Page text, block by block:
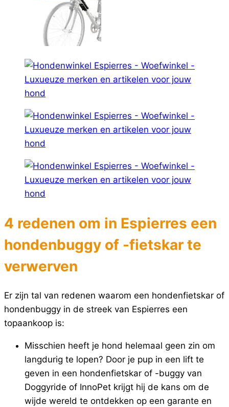
4 redenen om in Espierres een
hondenbuggy of -fietskar te
verwerven
Er zijn tal van redenen waarom een hondenfietskar of
hondenbuggy in de streek van Espierres een
topaankoop is:
Misschien heeft je hond helemaal geen zin om
langdurig te lopen? Door je pup in een lift te
geven in een hondenfietskar of -buggy van
Doggyride of InnoPet krijgt hij de kans om de
wijde wereld te ontdekken op een garante en